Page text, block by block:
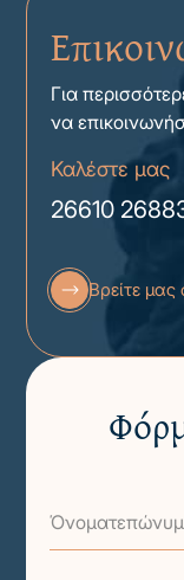
Για
να
Καλέστε μας
26610
Βρείτε μας